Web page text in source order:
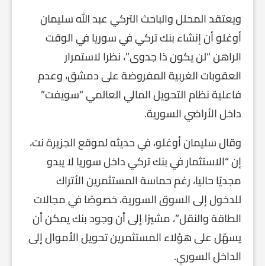
ويعتقد المحلل والباحث التركي عبد الله سليمان
أوغلو أن إنشاء بنك تركي في سوريا في الوقت
الراهن “لن يكون ذا جدوى”، نظرا لاستمرار
العقوبات الغربية المفروضة على دمشق، وعدم
فاعلية نظام التحويل المالي العالمي “سويفت”
داخل الأراضي السورية.
وقال سليمان أوغلو، في حديثه لموقع الجزيرة نت،
إن “الاستثمار في بنك تركي داخل سوريا لا يبدو
مجديًا حاليا، رغم حماسة المستثمرين الأتراك
للدخول إلى السوق السورية، خصوصًا في مجالات
الطاقة والنقل”، مشيرًا إلى أن وجود بنك يمكن أن
يسهّل على هؤلاء المستثمرين تحويل الأموال إلى
الداخل السوري.